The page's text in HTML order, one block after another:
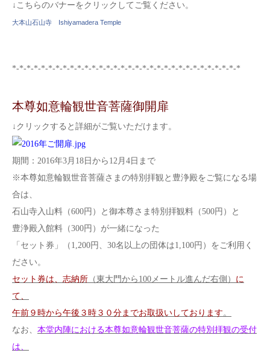
↓こちらのバナーをクリックしてご覧ください。
大本山石山寺 Ishiyamadera Temple
*-*-*-*-*-*-*-*-*-*-*-*-*-*-*-*-*-*-*-*-*-*-*-*-*-*-*-*-*-*-*-*
本尊如意輪観世音菩薩御開扉
↓クリックすると詳細がご覧いただけます。
期間：2016年3月18日から12月4日まで
※本尊如意輪観世音菩薩さまの特別拝観と豊浄殿をご覧になる場
合は、
石山寺入山料（600円）と御本尊さま特別拝観料（500円）と
豊浄殿入館料（300円）が一緒になった
「セット券」（1,200円、30名以上の団体は1,100円）をご利用く
ださい。
セット券は、志納所 （東大門から100メートル進んだ右側） に
て、
午前９時から午後３時３０分までお取扱いしております 。
なお、 本堂内陣における本尊如意輪観世音菩薩の特別拝観の受付
は、